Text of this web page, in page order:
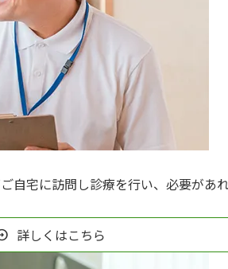
自宅に訪問し診療を行い、必要があ
詳しくはこちら